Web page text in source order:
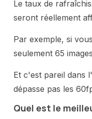
Le taux de
seront réellement
Par exemple, si
seulement 65
Et c'est pareil dans
dépasse pas les
Quel est le